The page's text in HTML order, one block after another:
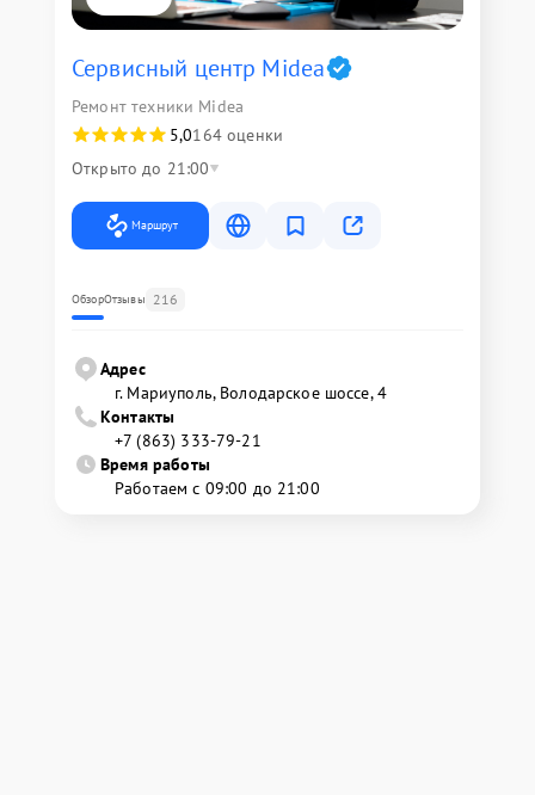
Сервисный центр Midea
Ремонт техники Midea
5,0164 оценки
Открыто до 21:00
Маршрут
ОбзорОтзывы 216
Адрес
г. Мариуполь, Володарское шоссе, 4
Контакты
+7 (863) 333-79-21
Время работы
Работаем с 09:00 до 21:00